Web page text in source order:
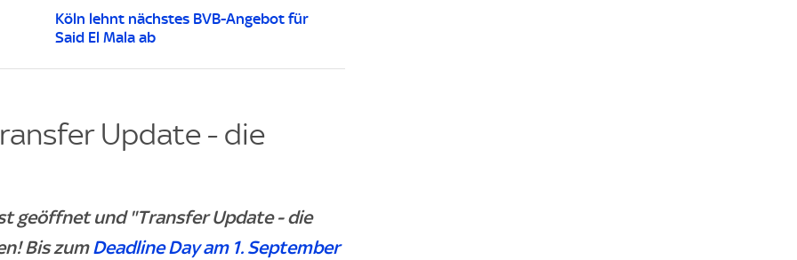
Köln lehnt nächstes BVB-Angebot für
Said El Mala ab
Update - die
geöffnet und "Transfer Update - die
Bis zumDeadline Day am 1. September